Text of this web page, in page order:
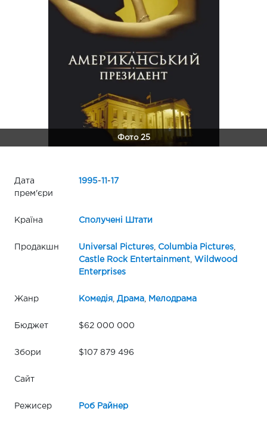
Фото 25
Дата
прем'єри
1995- - 17
Країна Сполучені Штати
Продакшн Universal Pictures, Columbia Pictures,
Castle Rock Entertainment,
Wildwood
Enterprises
Жанр Комедія Драма, Мелодрама
Бюджет $62 000 000
Збори $107 879 496
Сайт
Режисер Роб Райнер